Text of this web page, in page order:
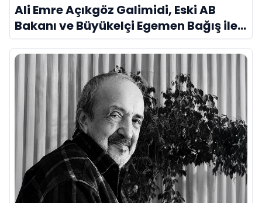
Ali Emre Açıkgöz Galimidi, Eski AB
Bakanı ve Büyükelçi Egemen Bağış ile
Bir Araya Geldi